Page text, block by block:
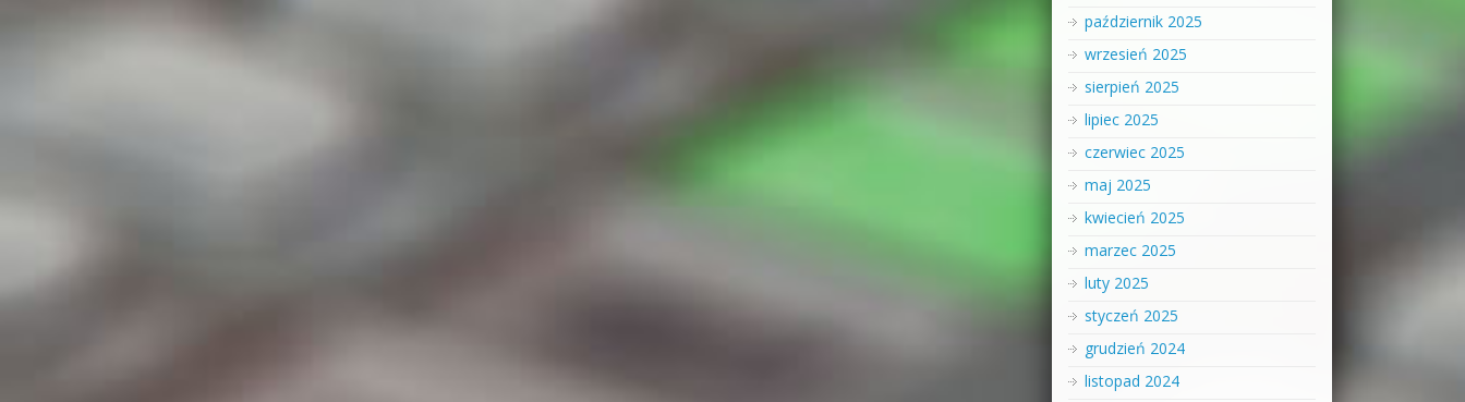
październik 2025
wrzesień 2025
sierpień 2025
lipiec 2025
czerwiec 2025
maj 2025
kwiecień 2025
marzec 2025
luty 2025
styczeń 2025
grudzień 2024
listopad 2024